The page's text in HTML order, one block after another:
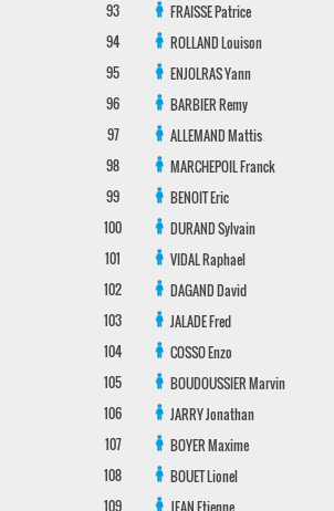
93
FRAISSEPatrice
94
ROLLANDLouison
95
ENJOLRASYann
96
BARBIERRemy
97
ALLEMANDMattis
98
MARCHEPOILFranck
99
BENOITEric
100
DURANDSylvain
101
VIDALRaphael
102
DAGANDDavid
103
JALADEFred
104
COSSOEnzo
105
BOUDOUSSIERMarvin
106
JARRYJonathan
107
BOYERMaxime
108
BOUETLionel
109
JEANEtienne